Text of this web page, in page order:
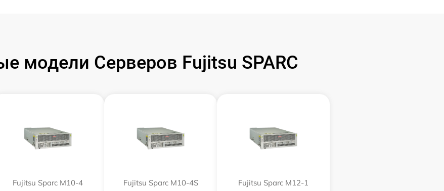
модели Серверов Fujitsu SPARC
Fujitsu Sparc M10-4 Fujitsu Sparc M10-4S Fujitsu Sparc M12-1